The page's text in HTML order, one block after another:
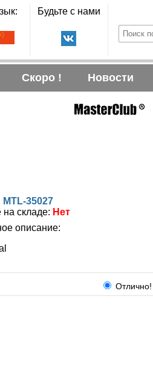
Будьте с нами
Скоро ! Новости
MTL-35027
складе: Нет
описание:
Отлично!